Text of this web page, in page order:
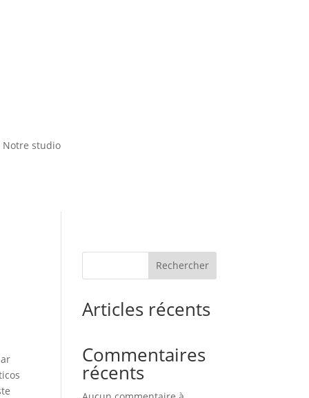
Notre studio
Rechercher
Articles récents
Commentaires
récents